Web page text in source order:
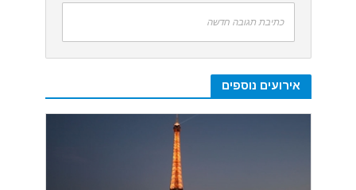
כתיבת תגובה חדשה
אירועים נוספים